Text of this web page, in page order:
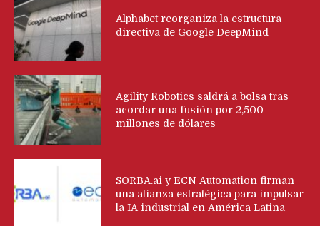
Alphabet reorganiza la estructura
directiva de Google DeepMind
Agility Robotics saldrá a bolsa tras
acordar una fusión por 2,500
millones de dólares
SORBA.ai y ECN Automation firman
una alianza estratégica para impulsar
la IA industrial en América Latina